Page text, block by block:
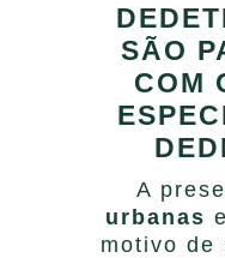
SÃO
COM
A
urbanas
motivo de